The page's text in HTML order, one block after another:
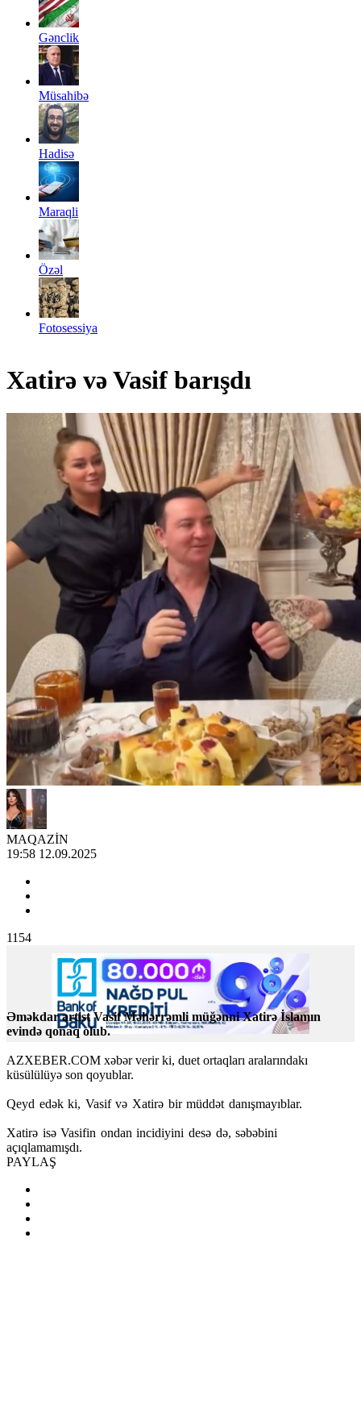
Gənclik
Müsahibə
Hadisə
Maraqli
Özəl
Fotosessiya
Xatirə və Vasif barışdı
MAQAZİN
19:58 12.09.2025
1154
Əməkdar artist Vasif Məhərrəmli müğənni Xatirə İslamın
evində qonaq olub.
AZXEBER.COM xəbər verir ki, duet ortaqları aralarındakı
küsülülüyə son qoyublar.
Qeyd edək ki, Vasif və Xatirə bir müddət danışmayıblar.
Xatirə isə Vasifin ondan incidiyini desə də, səbəbini
açıqlamamışdı.
PAYLAŞ